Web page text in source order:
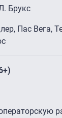
Брукс
Пас Вега,